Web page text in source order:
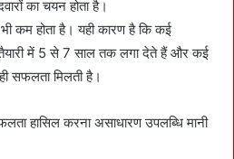
का चयन होता है।
कम होता है। यही कारण है कि कई
तैयारी में 5 से 7 साल तक लगा देते हैं और कई
सफलता मिलती है।
हासिल करना असाधारण उपलब्धि मानी